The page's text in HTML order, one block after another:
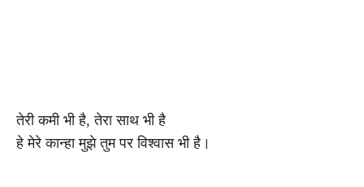
तेरी कमी भी है, तेरा साथ भी है
हे मेरे कान्हा मुझे तुम पर विश्वास भी है।